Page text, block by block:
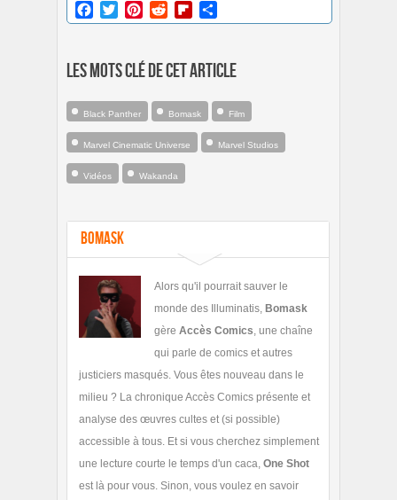
Facebook
TwitterPinterestRedditFlipboard
Les mots clé de cet article
Black Panther Bomask Film
Marvel Cinematic Universe Marvel Studios
Vidéos Wakanda
Bomask
Alors qu'il pourrait sauver le
monde des Illuminatis, Bomask
gère Accès Comics, une chaîne
qui parle de comics et autres
justiciers masqués. Vous êtes nouveau dans le
milieu ? La chronique Accès Comics présente et
analyse des œuvres cultes et (si possible)
accessible à tous. Et si vous cherchez simplement
une lecture courte le temps d'un caca, One Shot
est là pour vous. Sinon, vous voulez en savoir